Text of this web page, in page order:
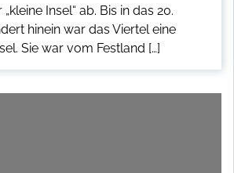
Insel“ ab. Bis in das 20.
hinein war das Viertel eine
Sie war vom Festland […]